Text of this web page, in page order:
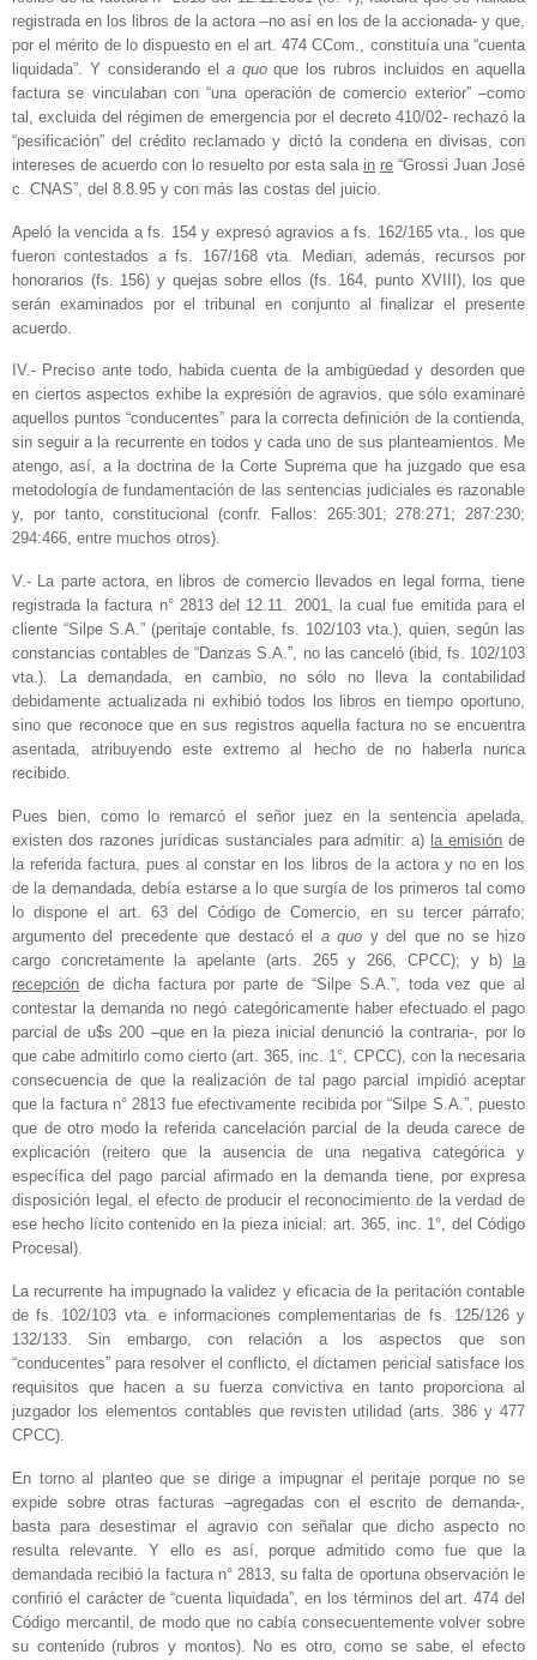
registrada en los libros de la actora –no así en los de la accionada- y que,
por el mérito de lo dispuesto en el art. 474 CCom., constituía una “cuenta
liquidada”. Y considerando el a quoque los rubros incluidos en aquella
factura se vinculaban con “una operación de comercio exterior” –como
tal, excluida del régimen de emergencia por el decreto 410/02- rechazó la
“pesificación” del crédito reclamado y dictó la condena en divisas, con
intereses de acuerdo con lo resuelto por esta sala in re “Grossi Juan José
c. CNAS”, del 8.8.95 y con más las costas del juicio.
Apeló la vencida a fs. 154 y expresó agravios a fs. 162/165 vta., los que
fueron contestados a fs. 167/168 vta. Median, además, recursos por
honorarios (fs. 156) y quejas sobre ellos (fs. 164, punto XVIII), los que
serán examinados por el tribunal en conjunto al finalizar el presente
acuerdo.
IV.- Preciso ante todo, habida cuenta de la ambigüedad y desorden que
en ciertos aspectos exhibe la expresión de agravios, que sólo examinaré
aquellos puntos “conducentes” para la correcta definición de la contienda,
sin seguir a la recurrente en todos y cada uno de sus planteamientos. Me
atengo, así, a la doctrina de la Corte Suprema que ha juzgado que esa
metodología de fundamentación de las sentencias judiciales es razonable
y, por tanto, constitucional (confr. Fallos: 265:301; 278:271; 287:230;
294:466, entre muchos otros).
V.- La parte actora, en libros de comercio llevados en legal forma, tiene
registrada la factura n° 2813 del 12.11. 2001, la cual fue emitida para el
cliente “Silpe S.A.” (peritaje contable, fs. 102/103 vta.), quien, según las
constancias contables de “Danzas S.A.”, no las canceló (ibid, fs. 102/103
vta.). La demandada, en cambio, no sólo no lleva la contabilidad
debidamente actualizada ni exhibió todos los libros en tiempo oportuno,
sino que reconoce que en sus registros aquella factura no se encuentra
asentada, atribuyendo este extremo al hecho de no haberla nunca
recibido.
Pues bien, como lo remarcó el señor juez en la sentencia apelada,
existen dos razones jurídicas sustanciales para admitir: a) la emisión de
la referida factura, pues al constar en los libros de la actora y no en los
de la demandada, debía estarse a lo que surgía de los primeros tal como
lo dispone el art. 63 del Código de Comercio, en su tercer párrafo;
argumento del precedente que destacó el a quo y del que no se hizo
cargo concretamente la apelante (arts. 265 y 266, CPCC); y b)
la
recepción de dicha factura por parte de “Silpe S.A.”, toda vez que al
contestar la demanda no negó categóricamente haber efectuado el pago
parcial de u$s 200 –que en la pieza inicial denunció la contraria-, por lo
que cabe admitirlo como cierto (art. 365, inc. 1°, CPCC), con la necesaria
consecuencia de que la realización de tal pago parcial impidió aceptar
que la factura n° 2813 fue efectivamente recibida por “Silpe S.A.”, puesto
que de otro modo la referida cancelación parcial de la deuda carece de
explicación (reitero que la ausencia de una negativa categórica y
específica del pago parcial afirmado en la demanda tiene, por expresa
disposición legal, el efecto de producir el reconocimiento de la verdad de
ese hecho lícito contenido en la pieza inicial: art. 365, inc. 1°, del Código
Procesal).
La recurrente ha impugnado la validez y eficacia de la peritación contable
de fs. 102/103 vta. e informaciones complementarias de fs. 125/126 y
132/133. Sin embargo, con relación a los aspectos que son
“conducentes” para resolver el conflicto, el dictamen pericial satisface los
requisitos que hacen a su fuerza convictiva en tanto proporciona al
juzgador los elementos contables que revisten utilidad (arts. 386 y 477
CPCC).
En torno al planteo que se dirige a impugnar el peritaje porque no se
expide sobre otras facturas –agregadas con el escrito de demanda-,
basta para desestimar el agravio con señalar que dicho aspecto no
resulta relevante. Y ello es así, porque admitido como fue que la
demandada recibió la factura n° 2813, su falta de oportuna observación le
confirió el carácter de “cuenta liquidada”, en los términos del art. 474 del
Código mercantil, de modo que no cabía consecuentemente volver sobre
su contenido (rubros y montos). No es otro, como se sabe, el efecto